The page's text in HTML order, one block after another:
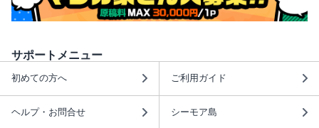
サポートメニュー
初めての方へ ご利用ガイド
ヘルプ・お問合せ シーモア島